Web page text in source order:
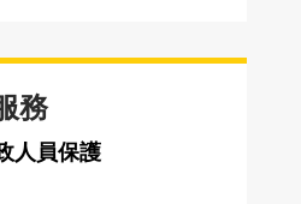
務
人員保護